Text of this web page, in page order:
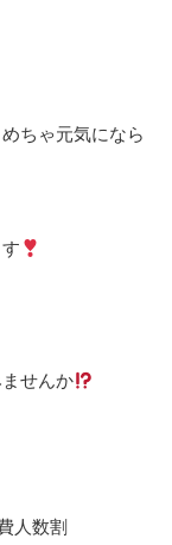
ちゃ元気になら
せんか
人数割